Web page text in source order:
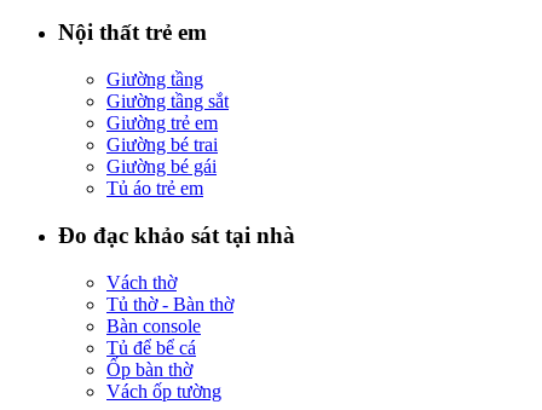
Nội thất trẻ em
Giường tầng
Giường tầng sắt
Giường trẻ em
Giường bé trai
Giường bé gái
Tủ áo trẻ em
Đo đạc khảo sát tại nhà
Vách thờ
Tủ thờ - Bàn thờ
Bàn console
Tủ để bể cá
Ốp bàn thờ
Vách ốp tường